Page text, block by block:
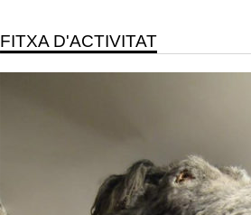
FITXA D'ACTIVITAT